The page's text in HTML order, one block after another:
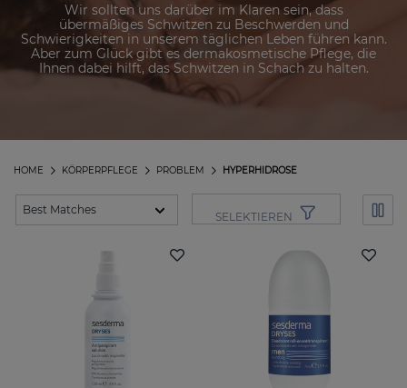
Wir sollten uns darüber im Klaren sein, dass
übermäßiges Schwitzen zu Beschwerden und
Schwierigkeiten in unserem täglichen Leben führen kann.
Aber zum Glück gibt es dermakosmetische Pflege, die
Ihnen dabei hilft, das Schwitzen in Schach zu halten.
HYPERHIDROSE
PROBLEM
KÖRPERPFLEGE
HOME
SELEKTIEREN